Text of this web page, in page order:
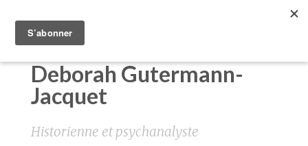
Deborah Gutermann-
Jacquet
Historienne et psychanalyste